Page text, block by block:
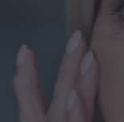
l’estetica -
farmaci GLP-1
massimizzare i
accedere a
"Dopo una